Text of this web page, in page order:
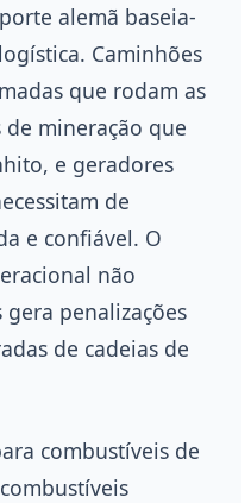
alemã baseia-
Caminhões
que rodam as
de mineração que
e geradores
de
e confiável. O
não
penalizações
de cadeias de
combustíveis de